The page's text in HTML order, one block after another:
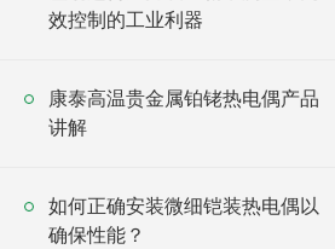
效控制的工业利器
康泰高温贵金属铂铑热电偶产品
讲解
如何正确安装微细铠装热电偶以
确保性能？